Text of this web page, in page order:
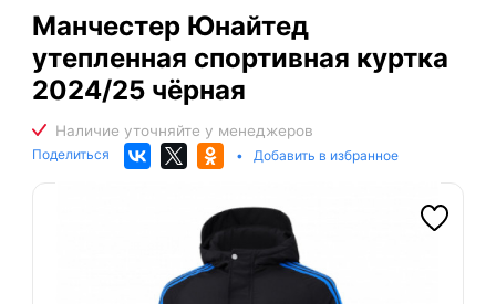
Манчестер Юнайтед
утепленная спортивная куртка
2024/25 чёрная
Поделиться • Добавить в избранное